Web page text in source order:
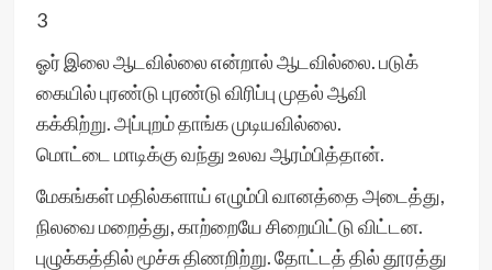
3
ஓர் இலை ஆடவில்லை என்றால் ஆடவில்லை. படுக்
கையில் புரண்டு புரண்டு விரிப்பு முதல் ஆவி
கக்கிற்று. அப்புறம் தாங்க முடியவில்லை.
மொட்டை மாடிக்கு வந்து உலவ ஆரம்பித்தான்.
மேகங்கள் மதில்களாய் எழும்பி வானத்தை அடைத்து,
நிலவை மறைத்து, காற்றையே சிறையிட்டு விட்டன.
புழுக்கத்தில் மூச்சு திணறிற்று. தோட்டத் தில் தூரத்து